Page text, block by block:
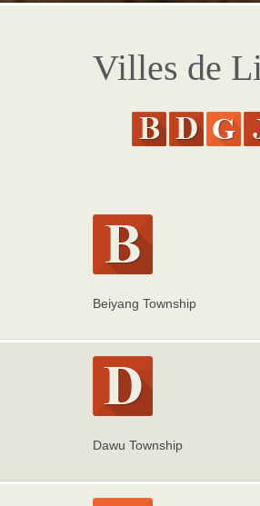
Villes de
Beiyang Township
Dawu Township